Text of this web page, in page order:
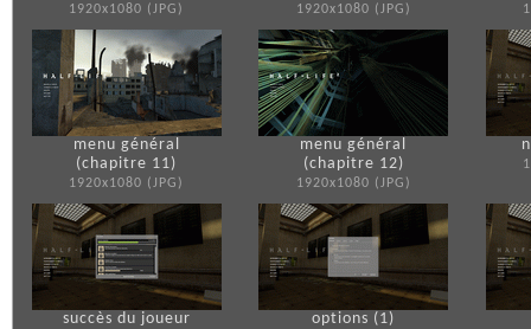
1920x1080 (JPG) 1920x1080 (JPG)
menu général
(chapitre 11)
1920x1080 (JPG)
menu général
(chapitre 12)
1920x1080 (JPG)
succès du joueur options (1)